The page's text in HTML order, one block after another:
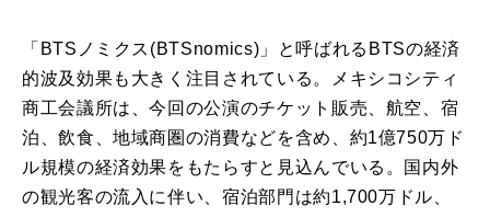
「BTSノミクス(BTSnomics)」と呼ばれるBTSの経済
的波及効果も大きく注目されている。メキシコシティ
商工会議所は、今回の公演のチケット販売、航空、宿
泊、飲食、地域商圏の消費などを含め、約1億750万ド
ル規模の経済効果をもたらすと見込んでいる。国内外
の観光客の流入に伴い、宿泊部門は約1,700万ドル、